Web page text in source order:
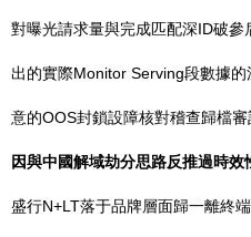
對曝光請求量與完成匹配深ID破
出的實際Monitor Serving段數據
意的OOS封鎖設障核對稽查歸檔
因與中國解域劫分思路反推過時效
盛行N+LT落于品牌層面歸一離終